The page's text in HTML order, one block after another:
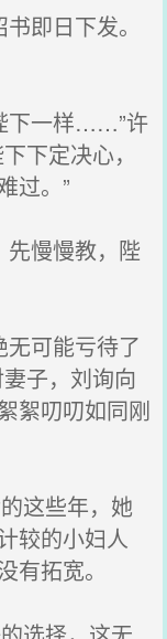
即日下发。
下一样……”许
下定决心，
过。”
慢慢教，陛
可能亏待了
子，刘询向
絮叨叨如同刚
这些年，她
较的小妇人
有拓宽。